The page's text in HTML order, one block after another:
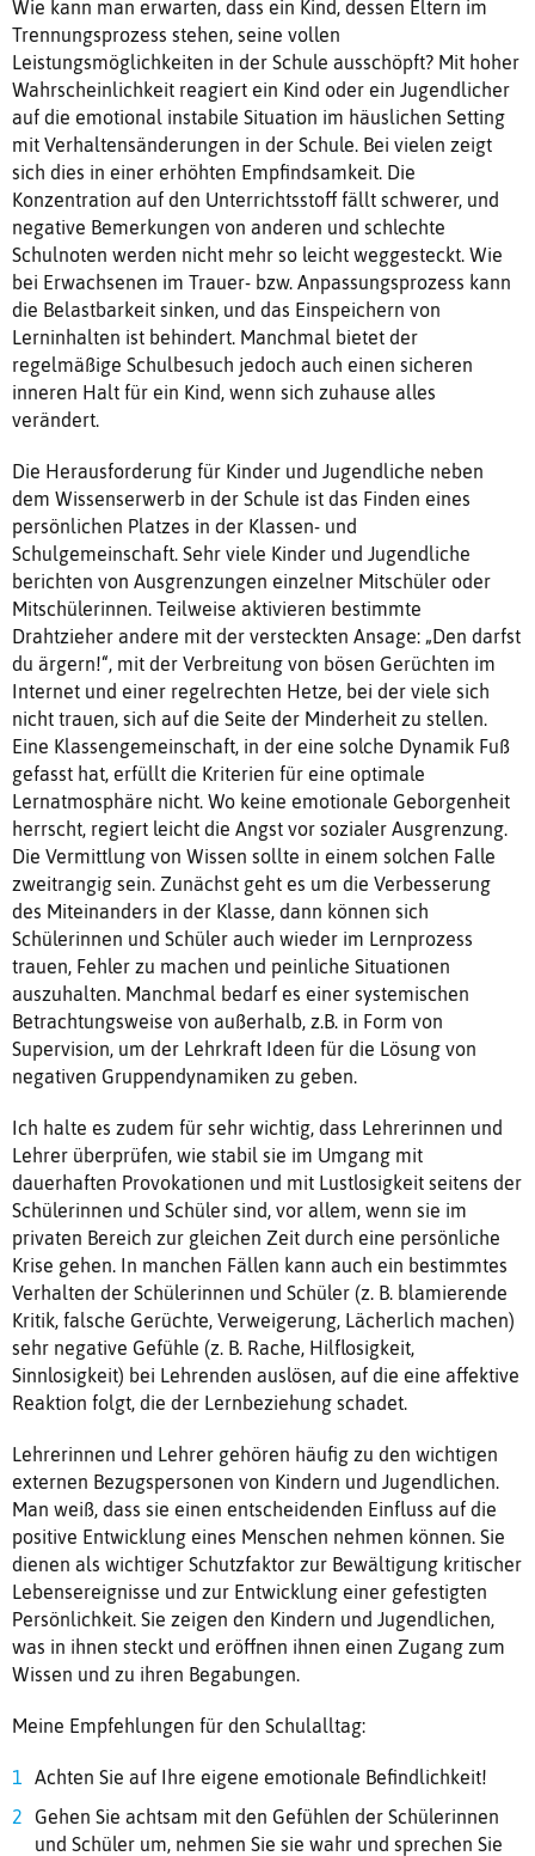
Wie kann man erwarten, dass ein Kind, dessen Eltern im
Trennungsprozess stehen, seine vollen
Leistungsmöglichkeiten in der Schule ausschöpft? Mit hoher
Wahrscheinlichkeit reagiert ein Kind oder ein Jugendlicher
auf die emotional instabile Situation im häuslichen Setting
mit Verhaltensänderungen in der Schule. Bei vielen zeigt
sich dies in einer erhöhten Empfindsamkeit. Die
Konzentration auf den Unterrichtsstoff fällt schwerer, und
negative Bemerkungen von anderen und schlechte
Schulnoten werden nicht mehr so leicht weggesteckt. Wie
bei Erwachsenen im Trauer- bzw. Anpassungsprozess kann
die Belastbarkeit sinken, und das Einspeichern von
Lerninhalten ist behindert. Manchmal bietet der
regelmäßige Schulbesuch jedoch auch einen sicheren
inneren Halt für ein Kind, wenn sich zuhause alles
verändert.
Die Herausforderung für Kinder und Jugendliche neben
dem Wissenserwerb in der Schule ist das Finden eines
persönlichen Platzes in der Klassen- und
Schulgemeinschaft. Sehr viele Kinder und Jugendliche
berichten von Ausgrenzungen einzelner Mitschüler oder
Mitschülerinnen. Teilweise aktivieren bestimmte
Drahtzieher andere mit der versteckten Ansage: „Den darfst
du ärgern!“, mit der Verbreitung von bösen Gerüchten im
Internet und einer regelrechten Hetze, bei der viele sich
nicht trauen, sich auf die Seite der Minderheit zu stellen.
Eine Klassengemeinschaft, in der eine solche Dynamik Fuß
gefasst hat, erfüllt die Kriterien für eine optimale
Lernatmosphäre nicht. Wo keine emotionale Geborgenheit
herrscht, regiert leicht die Angst vor sozialer Ausgrenzung.
Die Vermittlung von Wissen sollte in einem solchen Falle
zweitrangig sein. Zunächst geht es um die Verbesserung
des Miteinanders in der Klasse, dann können sich
Schülerinnen und Schüler auch wieder im Lernprozess
trauen, Fehler zu machen und peinliche Situationen
auszuhalten. Manchmal bedarf es einer systemischen
Betrachtungsweise von außerhalb, z.B. in Form von
Supervision, um der Lehrkraft Ideen für die Lösung von
negativen Gruppendynamiken zu geben.
Ich halte es zudem für sehr wichtig, dass Lehrerinnen und
Lehrer überprüfen, wie stabil sie im Umgang mit
dauerhaften Provokationen und mit Lustlosigkeit seitens der
Schülerinnen und Schüler sind, vor allem, wenn sie im
privaten Bereich zur gleichen Zeit durch eine persönliche
Krise gehen. In manchen Fällen kann auch ein bestimmtes
Verhalten der Schülerinnen und Schüler (z. B. blamierende
Kritik, falsche Gerüchte, Verweigerung, Lächerlich machen)
sehr negative Gefühle (z. B. Rache, Hilflosigkeit,
Sinnlosigkeit) bei Lehrenden auslösen, auf die eine affektive
Reaktion folgt, die der Lernbeziehung schadet.
Lehrerinnen und Lehrer gehören häufig zu den wichtigen
externen Bezugspersonen von Kindern und Jugendlichen.
Man weiß, dass sie einen entscheidenden Einfluss auf die
positive Entwicklung eines Menschen nehmen können. Sie
dienen als wichtiger Schutzfaktor zur Bewältigung kritischer
Lebensereignisse und zur Entwicklung einer gefestigten
Persönlichkeit. Sie zeigen den Kindern und Jugendlichen,
was in ihnen steckt und eröffnen ihnen einen Zugang zum
Wissen und zu ihren Begabungen.
Meine Empfehlungen für den Schulalltag:
Achten Sie auf Ihre eigene emotionale Befindlichkeit!
Gehen Sie achtsam mit den Gefühlen der Schülerinnen
und Schüler um, nehmen Sie sie wahr und sprechen Sie